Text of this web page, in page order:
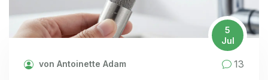
5
Jul
von Antoinette Adam 13